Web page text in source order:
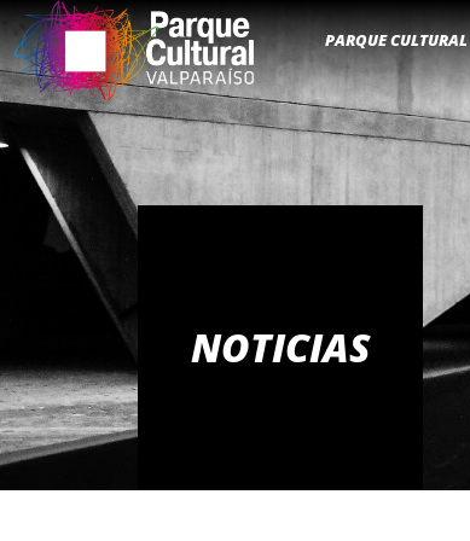
PARQUE CULTURAL
NOTICIAS